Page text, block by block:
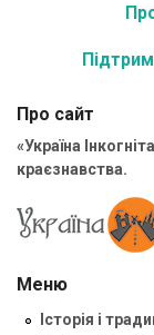
Про сайт
«Україна
краєзнавства.
Меню
Історія і